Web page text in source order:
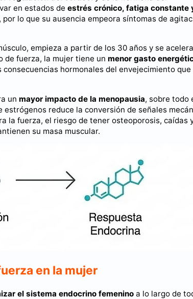
en estados de estrés crónico, fatiga constante
lo que su ausencia empeora síntomas de
empieza a partir de los 30 años y se acelera
de fuerza, la mujer tiene un menor gasto
hormonales del envejecimiento que
un mayor impacto de la menopausia, sobre todo
estrógenos reduce la conversión de señales
la fuerza, el riesgo de tener osteoporosis, caídas
su masa muscular.
en la mujer
el sistema endocrino femenino a lo largo de